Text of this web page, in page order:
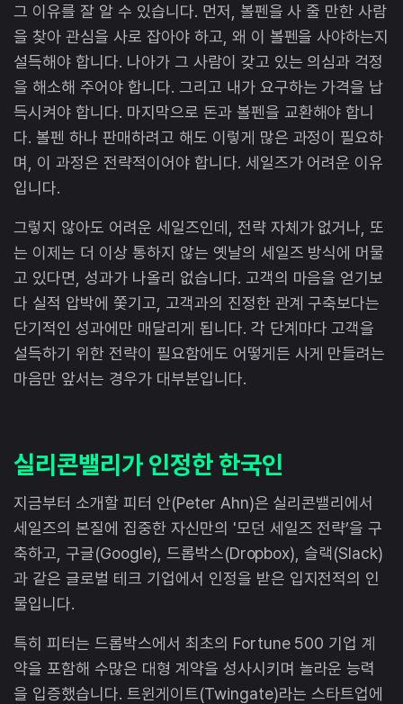
그 이유를 잘 알 수 있습니다. 먼저, 볼펜을 사 줄 만한 사람
을 찾아 관심을 사로 잡아야 하고, 왜 이 볼펜을 사야하는지
설득해야 합니다. 나아가 그 사람이 갖고 있는 의심과 걱정
을 해소해 주어야 합니다. 그리고 내가 요구하는 가격을 납
득시켜야 합니다. 마지막으로 돈과 볼펜을 교환해야 합니
다. 볼펜 하나 판매하려고 해도 이렇게 많은 과정이 필요하
며, 이 과정은 전략적이어야 합니다. 세일즈가 어려운 이유
입니다.
그렇지 않아도 어려운 세일즈인데, 전략 자체가 없거나, 또
는 이제는 더 이상 통하지 않는 옛날의 세일즈 방식에 머물
고 있다면, 성과가 나올리 없습니다. 고객의 마음을 얻기보
다 실적 압박에 쫓기고, 고객과의 진정한 관계 구축보다는
단기적인 성과에만 매달리게 됩니다. 각 단계마다 고객을
설득하기 위한 전략이 필요함에도 어떻게든 사게 만들려는
마음만 앞서는 경우가 대부분입니다.
실리콘밸리가 인정한 한국인
지금부터 소개할 피터 안(Peter Ahn)은 실리콘밸리에서
세일즈의 본질에 집중한 자신만의 '모던 세일즈 전략’을 구
축하고, 구글(Google), 드롭박스(Dropbox), 슬랙(Slack)
과 같은 글로벌 테크 기업에서 인정을 받은 입지전적의 인
물입니다.
특히 피터는 드롭박스에서 최초의 Fortune 500 기업 계
약을 포함해 수많은 대형 계약을 성사시키며 놀라운 능력
을 입증했습니다. 트윈게이트(Twingate)라는 스타트업에